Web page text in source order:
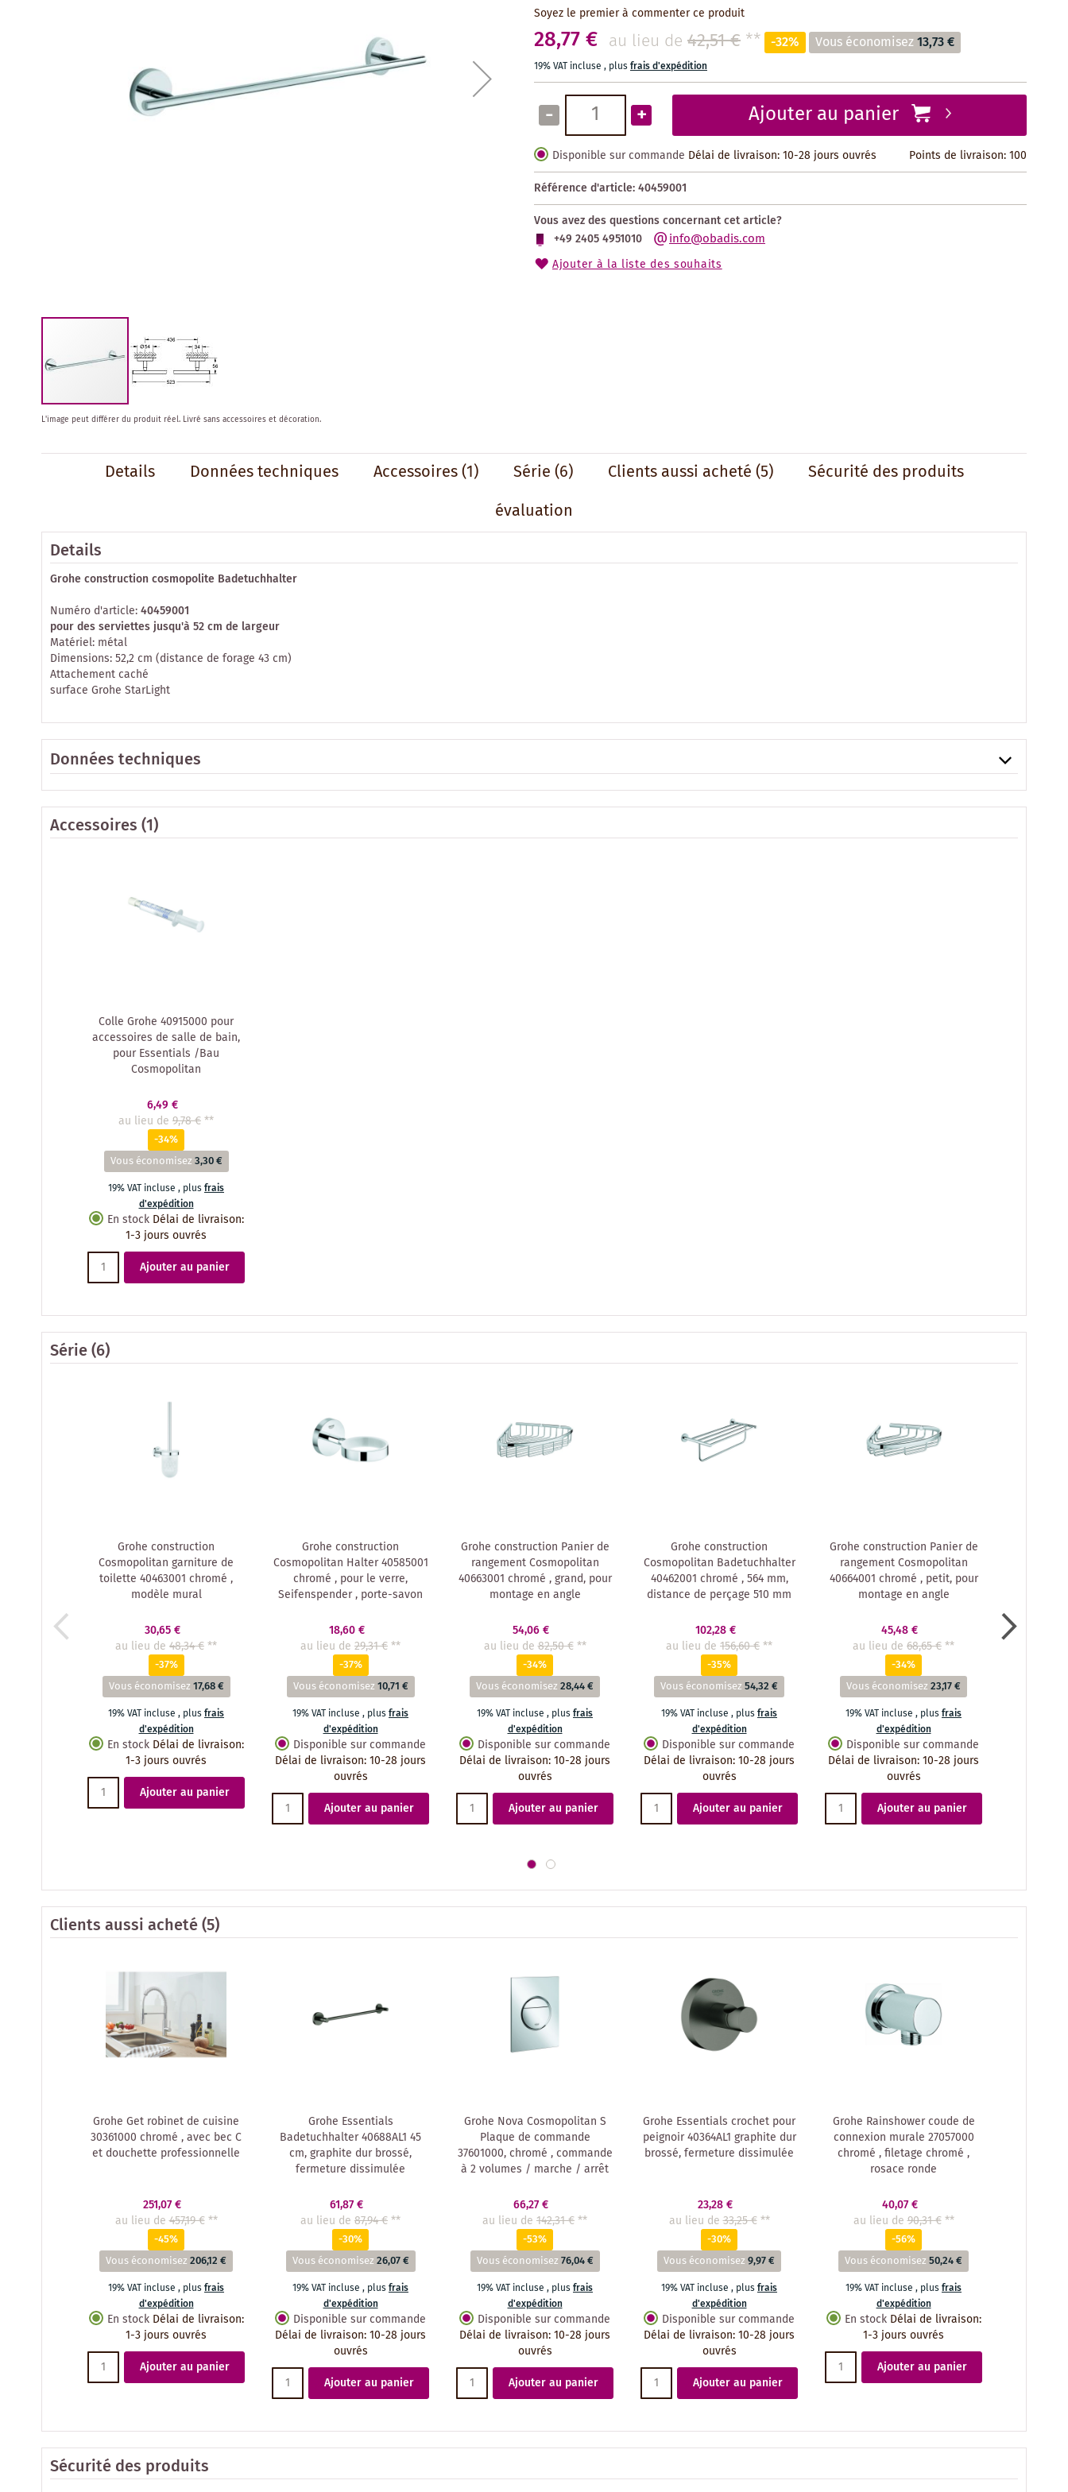
Soyez le premier à commenter ce produit
28,77 € au lieu de 42,51 € ** -32% Vous économisez13,73 €
19% VAT incluse , plusfrais d'expédition
- + Ajouter au panier
Disponible sur commande Délai de livraison: 10-28 jours ouvrés Points de livraison:100
Référence d'article:40459001
Vous avez des questions concernant cet article?
+49 2405 4951010
info@obadis.com
Ajouter à la liste des souhaits
Skip
L'image peut différer du produit réel. Livré sans accessoires et décoration.
Details Données techniques Accessoires(1) Série(6) Clients aussi acheté(5)
Sécurité des produits
évaluation
Details
Grohe construction cosmopolite Badetuchhalter
Numéro d'article:40459001
pour des serviettes jusqu'à 52 cm de largeur
Matériel: métal
Dimensions: 52,2 cm (distance de forage 43 cm)
Attachement caché
surface Grohe StarLight
Données techniques
Accessoires(1)
Colle Grohe 40915000 pour
accessoires de salle de bain,
pour Essentials /Bau
Cosmopolitan
6,49 €
au lieu de 9,78 €**
-34%
Vous économisez3,30 €
19% VAT incluse , plusfrais
d'expédition
En stock Délai de livraison:
1-3 jours ouvrés
Ajouter au panier
Série(6)
Grohe construction
Cosmopolitan garniture de
toilette 40463001 chromé ,
modèle mural
30,65 €
au lieu de 48,34 €**
-37%
Vous économisez17,68 €
19% VAT incluse , plusfrais
d'expédition
En stock Délai de livraison:
1-3 jours ouvrés
Ajouter au panier
Grohe construction
Cosmopolitan Halter 40585001
chromé , pour le verre,
Seifenspender , porte-savon
18,60 €
au lieu de 29,31 €**
-37%
Vous économisez10,71 €
19% VAT incluse , plusfrais
d'expédition
Disponible sur commande
Délai de livraison:10-28 jours
ouvrés
Ajouter au panier
Grohe construction Panier de
rangement Cosmopolitan
40663001 chromé , grand, pour
montage en angle
54,06 €
au lieu de 82,50 € **
-34%
Vous économisez28,44 €
19% VAT incluse , plusfrais
d'expédition
Disponible sur commande
Délai de livraison:10-28 jours
ouvrés
Ajouter au panier
Grohe construction
Cosmopolitan Badetuchhalter
40462001 chromé , 564 mm,
distance de perçage 510 mm
102,28 €
au lieu de 156,60 €**
-35%
Vous économisez54,32 €
19% VAT incluse , plusfrais
d'expédition
Disponible sur commande
Délai de livraison:10-28 jours
ouvrés
Ajouter au panier
Grohe construction Panier de
rangement Cosmopolitan
40664001 chromé , petit, pour
montage en angle
45,48 €
au lieu de 68,65 €**
-34%
Vous économisez23,17 €
19% VAT incluse , plusfrais
d'expédition
Disponible sur commande
Délai de livraison:10-28 jours
ouvrés
Ajouter au panier
Clients aussi acheté(5)
Grohe Get robinet de cuisine
30361000 chromé , avec bec C
et douchette professionnelle
251,07 €
au lieu de 457,19 € **
-45%
Vous économisez206,12 €
19% VAT incluse , plusfrais
d'expédition
En stock Délai de livraison:
1-3 jours ouvrés
Ajouter au panier
Grohe Essentials
Badetuchhalter 40688AL1 45
cm, graphite dur brossé,
fermeture dissimulée
61,87 €
au lieu de 87,94 €**
-30%
Vous économisez26,07 €
19% VAT incluse , plusfrais
d'expédition
Disponible sur commande
Délai de livraison:10-28 jours
ouvrés
Ajouter au panier
Grohe Nova Cosmopolitan S
Plaque de commande
37601000, chromé , commande
à 2 volumes / marche / arrêt
66,27 €
au lieu de 142,31 €**
-53%
Vous économisez76,04 €
19% VAT incluse , plusfrais
d'expédition
Disponible sur commande
Délai de livraison:10-28 jours
ouvrés
Ajouter au panier
Grohe Essentials crochet pour
peignoir 40364AL1 graphite dur
brossé, fermeture dissimulée
23,28 €
au lieu de 33,25 € **
-30%
Vous économisez9,97 €
19% VAT incluse , plusfrais
d'expédition
Disponible sur commande
Délai de livraison:10-28 jours
ouvrés
Ajouter au panier
Grohe Rainshower coude de
connexion murale 27057000
chromé , filetage chromé ,
rosace ronde
40,07 €
au lieu de 90,31 € **
-56%
Vous économisez50,24 €
19% VAT incluse , plusfrais
d'expédition
En stock Délai de livraison:
1-3 jours ouvrés
Ajouter au panier
Sécurité des produits